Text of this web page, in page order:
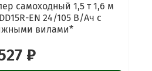
самоходный 1,5 т 1,6 м
EN 24/105 В/Ач с
вилами*
₽